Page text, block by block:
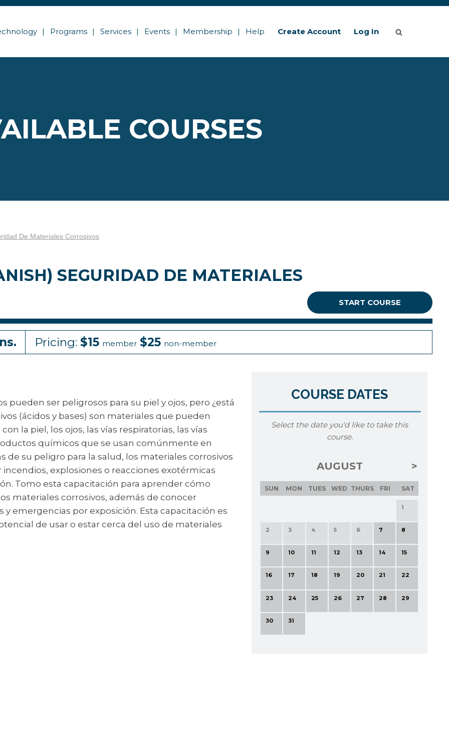
Programs Services Events Membership Help Create Account Log In
COURSES
De Materiales Corrosivos
SEGURIDAD DE MATERIALES
START COURSE
Pricing: $15 member $25 non-member
pueden ser peligrosos para su piel y ojos, pero ¿está
(ácidos y bases) son materiales que pueden
la piel, los ojos, las vías respiratorias, las vías
químicos que se usan comúnmente en
de su peligro para la salud, los materiales corrosivos
explosiones o reacciones exotérmicas
Tomo esta capacitación para aprender cómo
materiales corrosivos, además de conocer
emergencias por exposición. Esta capacitación es
de usar o estar cerca del uso de materiales
COURSE DATES
Select the date you'd like to take this
course.
AUGUST
SUN MON TUES WED THURS FRI SAT
1
2 3 4 5 6 7 8
9 10 11 12 13 14 15
16 17 18 19 20 21 22
23 24 25 26 27 28 29
30 31